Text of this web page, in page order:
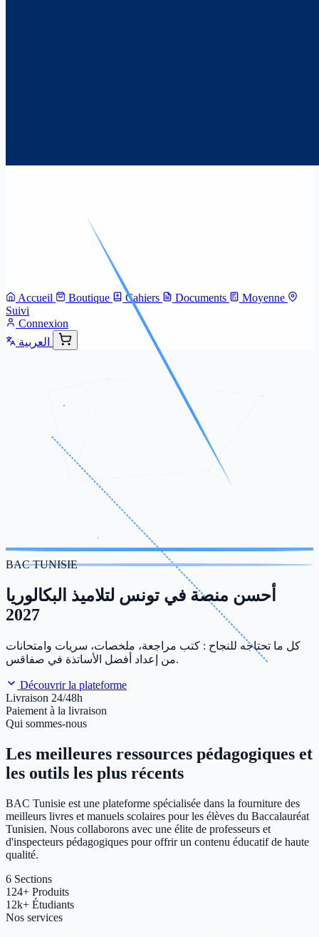
Accueil Boutique Cahiers Documents
Moyenne
Suivi
Connexion
العربية
BAC TUNISIE
أحسن منصة في تونس لتلاميذ البكالوريا
2027
كل ما تحتاجه للنجاح : كتب مراجعة، ملخصات، سريات وامتحانات
من إعداد أفضل الأساتذة في صفاقس.
Découvrir la plateforme
Livraison 24/48h
Paiement à la livraison
Qui sommes-nous
Les meilleures ressources pédagogiques et
les outils les plus récents
BAC Tunisie est une plateforme spécialisée dans la fourniture des
meilleurs livres et manuels scolaires pour les élèves du Baccalauréat
Tunisien. Nous collaborons avec une élite de professeurs et
d'inspecteurs pédagogiques pour offrir un contenu éducatif de haute
qualité.
6 Sections
124+ Produits
12k+ Étudiants
Nos services